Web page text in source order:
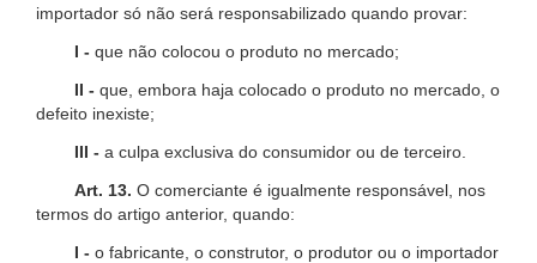
importador só não será responsabilizado quando provar:
I - que não colocou o produto no mercado;
II - que, embora haja colocado o produto no mercado, o
defeito inexiste;
III - a culpa exclusiva do consumidor ou de terceiro.
Art. 13. O comerciante é igualmente responsável, nos
termos do artigo anterior, quando:
I - o fabricante, o construtor, o produtor ou o importador